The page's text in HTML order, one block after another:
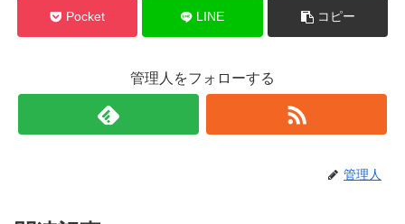
Pocket LINE コピー
管理人をフォローする
管理人